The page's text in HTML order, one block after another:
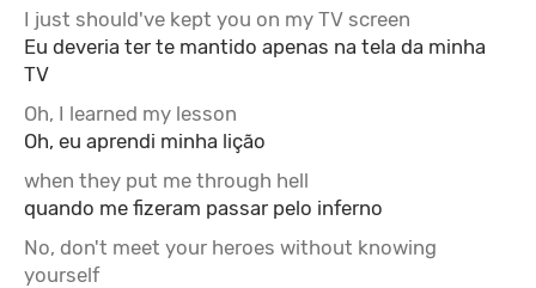
Eu deveria ter te mantido apenas na tela da minha
TV
Oh, eu aprendi minha lição
quando me fizeram passar pelo inferno
I just should've kept you on my TV screen
Oh, I learned my lesson
when they put me through hell
No, don't meet your heroes without knowing
yourself